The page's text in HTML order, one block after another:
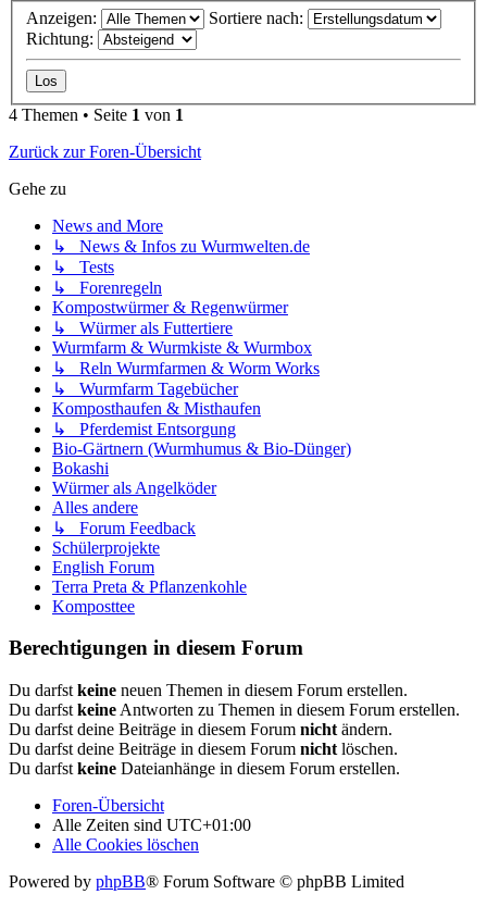
Anzeigen:
Sortiere nach:
Richtung:
4 Themen • Seite 1 von 1
Zurück zur Foren-Übersicht
Gehe zu
News and More
↳ News & Infos zu Wurmwelten.de
↳ Tests
↳ Forenregeln
Kompostwürmer & Regenwürmer
↳ Würmer als Futtertiere
Wurmfarm & Wurmkiste & Wurmbox
↳ Reln Wurmfarmen & Worm Works
↳ Wurmfarm Tagebücher
Komposthaufen & Misthaufen
↳ Pferdemist Entsorgung
Bio-Gärtnern (Wurmhumus & Bio-Dünger)
Bokashi
Würmer als Angelköder
Alles andere
↳ Forum Feedback
Schülerprojekte
English Forum
Terra Preta & Pflanzenkohle
Komposttee
Berechtigungen in diesem Forum
Du darfst keine neuen Themen in diesem Forum erstellen.
Du darfst keine Antworten zu Themen in diesem Forum erstellen.
Du darfst deine Beiträge in diesem Forum nicht ändern.
Du darfst deine Beiträge in diesem Forum nicht löschen.
Du darfst keine Dateianhänge in diesem Forum erstellen.
Foren-Übersicht
Alle Zeiten sind UTC+01:00
Alle Cookies löschen
Powered by phpBB® Forum Software © phpBB Limited